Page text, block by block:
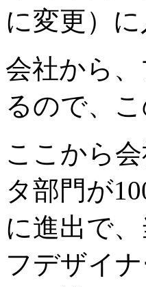
に変更）に
会社から
るので、
ここから
タ部門が
に進出で
フデザイ